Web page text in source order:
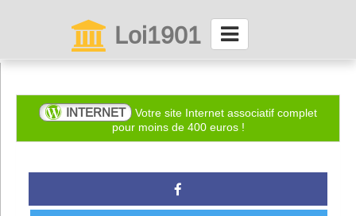
Loi1901
ConnexionINTERNET
Votre site Internet associatif complet
pour moins de 400 euros !